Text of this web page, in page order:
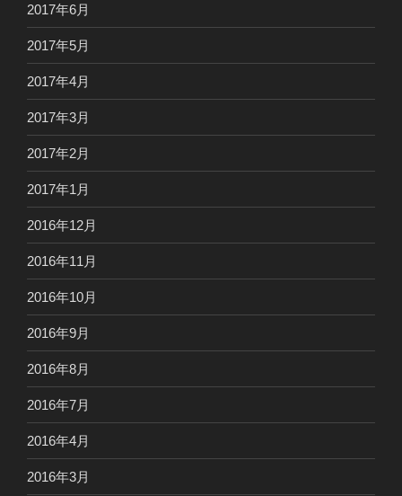
2017年6月
2017年5月
2017年4月
2017年3月
2017年2月
2017年1月
2016年12月
2016年11月
2016年10月
2016年9月
2016年8月
2016年7月
2016年4月
2016年3月